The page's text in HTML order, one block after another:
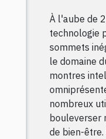
À l'aube de
technologie
sommets
le domaine
montres
nombreux
bouleverser
de bien-être.